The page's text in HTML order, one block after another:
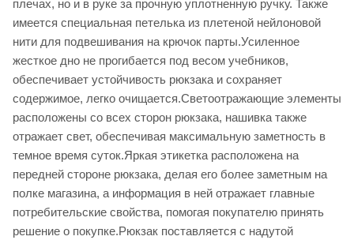
плечах, но и в руке за прочную уплотненную ручку. Также
имеется специальная петелька из плетеной нейлоновой
нити для подвешивания на крючок парты.Усиленное
жесткое дно не прогибается под весом учебников,
обеспечивает устойчивость рюкзака и сохраняет
содержимое, легко очищается.Светоотражающие элементы
расположены со всех сторон рюкзака, нашивка также
отражает свет, обеспечивая максимальную заметность в
темное время суток.Яркая этикетка расположена на
передней стороне рюкзака, делая его более заметным на
полке магазина, а информация в ней отражает главные
потребительские свойства, помогая покупателю принять
решение о покупке.Рюкзак поставляется с надутой